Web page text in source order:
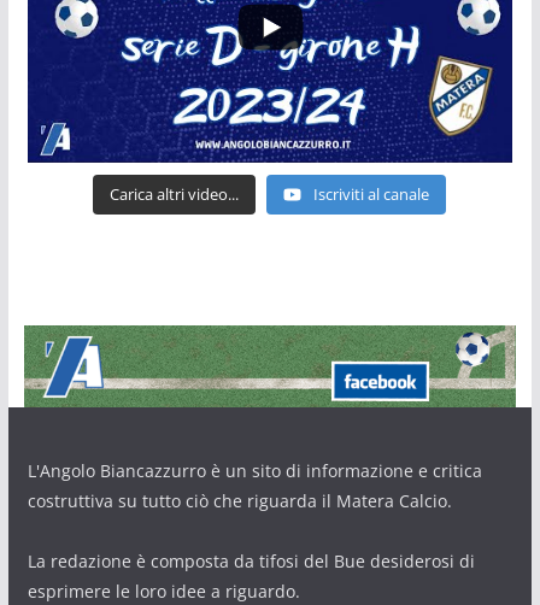
Carica altri video... Iscriviti al canale
L'Angolo Biancazzurro è un sito di informazione e critica
costruttiva su tutto ciò che riguarda il Matera Calcio.
La redazione è composta da tifosi del Bue desiderosi di
esprimere le loro idee a riguardo.